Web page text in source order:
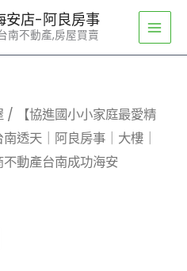
安店-阿良房事
南不動產,房屋買賣
/ 【協進國小小家庭最愛精
透天｜阿良房事｜大樓｜
動產台南成功海安